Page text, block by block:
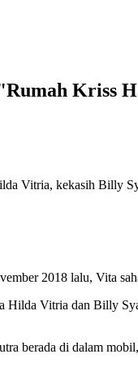
Kriss
Vitria, kekasih Billy
2018 lalu, Vita
Hilda Vitria dan Billy
berada di dalam